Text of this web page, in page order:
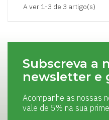
A ver 1-3 de 3 artigo(s)
Subscreva a
newsletter e
Acompanhe as nossas
vale de 5% na sua